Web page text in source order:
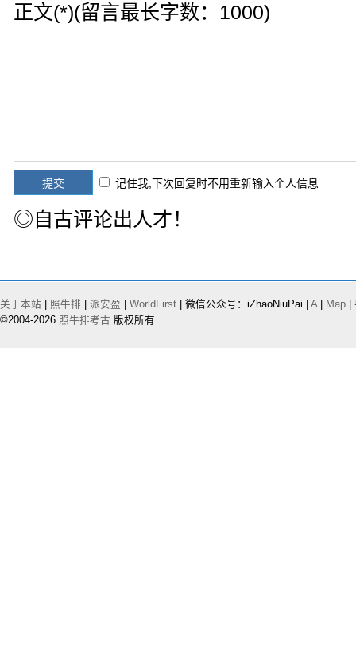
正文(*)(留言最长字数：1000)
记住我,下次回复时不用重新输入个人信息
◎自古评论出人才！
关于本站 照牛排 派安盈 WorldFirst | 微信公众号：iZhaoNiuPai | A| Map |
©2004-2026 照牛排考古 版权所有